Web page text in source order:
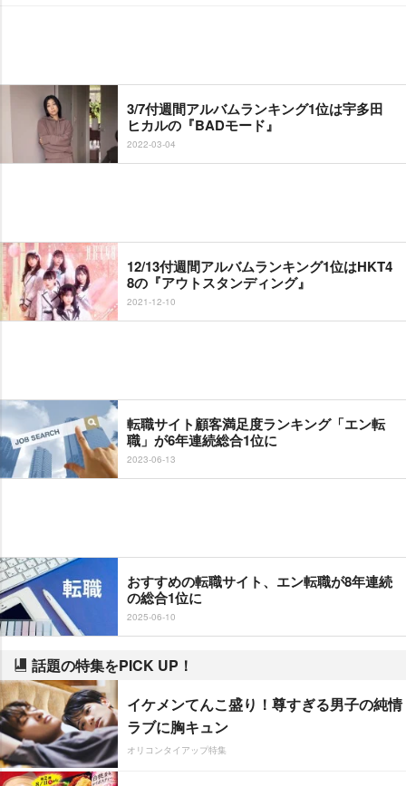
3/7付週間アルバムランキング1位は宇多田
ヒカルの『BADモード』
2022-03-04
12/13付週間アルバムランキング1位はHKT4
8の『アウトスタンディング』
2021-12-10
転職サイト顧客満足度ランキング「エン転
職」が6年連続総合1位に
2023-06-13
おすすめの転職サイト、エン転職が8年連続
の総合1位に
2025-06-10
話題の特集をPICK UP！
イケメンてんこ盛り！尊すぎる男子の純情
ラブに胸キュン
オリコンタイアップ特集